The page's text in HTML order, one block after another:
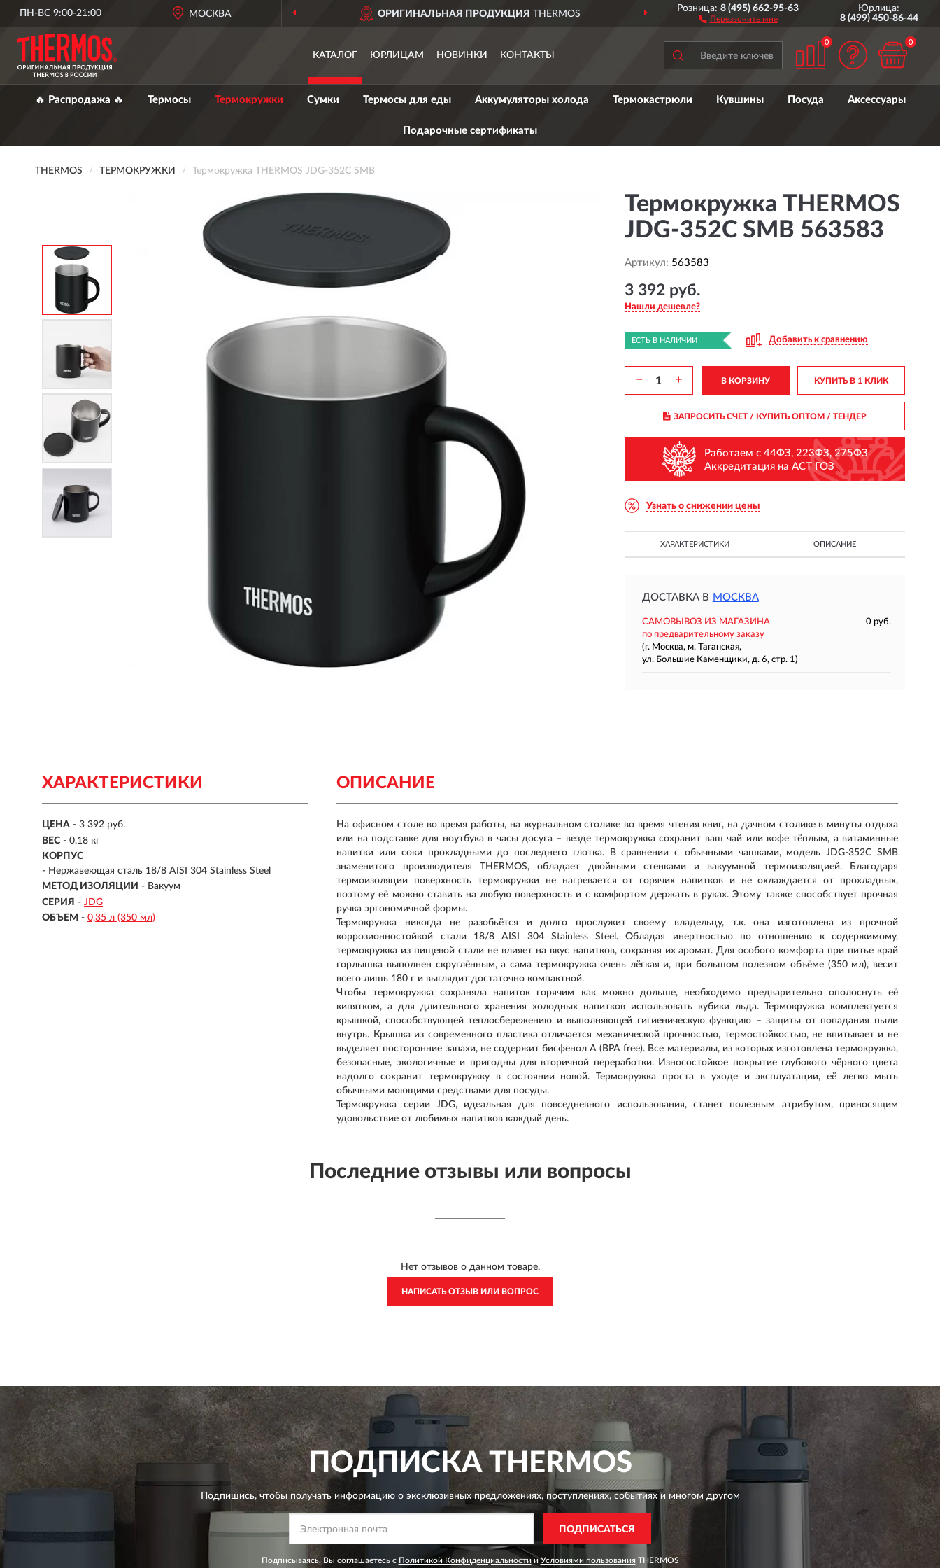
ПН-ВС 9:00-21:00 МОСКВА ОРИГИНАЛЬНАЯ ПРОДУКЦИЯ THERMOS ДОСТАВИМ ПО ВСЕЙ РОССИИ
Розница:8 (495) 662-95-63
Перезвоните мне
Юрлица:
8 (499) 450-86-44
КАТАЛОГ ЮРЛИЦАМ НОВИНКИ КОНТАКТЫ
0 0
🔥 Распродажа 🔥 Термосы Термокружки Сумки Термосы для еды Аккумуляторы холода Термокастрюли Кувшины Посуда Аксессуары
Подарочные сертификаты
THERMOS ТЕРМОКРУЖКИ Термокружка THERMOS JDG-352C SMB
Термокружка THERMOS
JDG-352C SMB 563583
Артикул: 563583
3 392 руб.
Нашли дешевле?
ЕСТЬ В НАЛИЧИИ Добавить к сравнению
− + В КОРЗИНУ КУПИТЬ В 1 КЛИК
ЗАПРОСИТЬ СЧЕТ / КУПИТЬ ОПТОМ/ ТЕНДЕР
Работаем с 44ФЗ, 223ФЗ, 275ФЗ
Аккредитация на АСТ ГОЗ
Узнать о снижении цены
ХАРАКТЕРИСТИКИ ОПИСАНИЕ
ДОСТАВКА В МОСКВА
САМОВЫВОЗ ИЗ МАГАЗИНА
0 руб.
по предварительному заказу
(г. Москва, м. Таганская,
ул. Большие Каменщики, д. 6, стр. 1)
ХАРАКТЕРИСТИКИ
ЦЕНА - 3 392 руб.
ВЕС - 0,18 кг
КОРПУС
- Нержавеющая сталь 18/8 AISI 304 Stainless Steel
МЕТОД ИЗОЛЯЦИИ - Вакуум
СЕРИЯ - JDG
ОБЪЕМ - 0,35 л (350 мл)
ОПИСАНИЕ
На офисном столе во время работы, на журнальном столике во время чтения книг, на дачном столике в минуты отдыха
или на подставке для ноутбука в часы досуга – везде термокружка сохранит ваш чай или кофе тёплым, а витаминные
напитки или соки прохладными до последнего глотка. В сравнении с обычными чашками, модель JDG-352C SMB
знаменитого производителя THERMOS, обладает двойными стенками и вакуумной термоизоляцией. Благодаря
термоизоляции поверхность термокружки не нагревается от горячих напитков и не охлаждается от прохладных,
поэтому её можно ставить на любую поверхность и с комфортом держать в руках. Этому также способствует прочная
ручка эргономичной формы.
Термокружка никогда не разобьётся и долго прослужит своему владельцу, т.к. она изготовлена из прочной
коррозионностойкой стали 18/8 AISI 304 Stainless Steel. Обладая инертностью по отношению к содержимому,
термокружка из пищевой стали не влияет на вкус напитков, сохраняя их аромат. Для особого комфорта при питье край
горлышка выполнен скруглённым, а сама термокружка очень лёгкая и, при большом полезном объёме (350 мл), весит
всего лишь 180 г и выглядит достаточно компактной.
Чтобы термокружка сохраняла напиток горячим как можно дольше, необходимо предварительно ополоснуть её
кипятком, а для длительного хранения холодных напитков использовать кубики льда. Термокружка комплектуется
крышкой, способствующей теплосбережению и выполняющей гигиеническую функцию – защиты от попадания пыли
внутрь. Крышка из современного пластика отличается механической прочностью, термостойкостью, не впитывает и не
выделяет посторонние запахи, не содержит бисфенол A (BPA free). Все материалы, из которых изготовлена термокружка,
безопасные, экологичные и пригодны для вторичной переработки. Износостойкое покрытие глубокого чёрного цвета
надолго сохранит термокружку в состоянии новой. Термокружка проста в уходе и эксплуатации, её легко мыть
обычными моющими средствами для посуды.
Термокружка серии JDG, идеальная для повседневного использования, станет полезным атрибутом, приносящим
удовольствие от любимых напитков каждый день.
Последние отзывы или вопросы
Нет отзывов о данном товаре.
НАПИСАТЬ ОТЗЫВ ИЛИ ВОПРОС
ПОДПИСКАTHERMOS
Подпишись, чтобы получать информацию о эксклюзивных предложениях,поступлениях, событиях и многом другом
ПОДПИСАТЬСЯ
Подписываясь, Вы соглашаетесь с Политикой Конфиденциальности иУсловиями пользования THERMOS